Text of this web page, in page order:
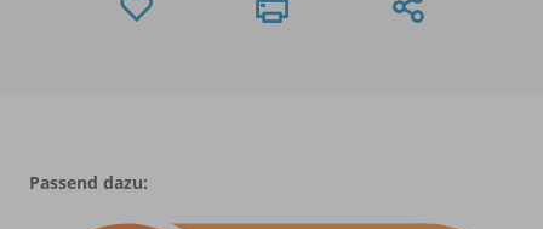
Passend dazu: